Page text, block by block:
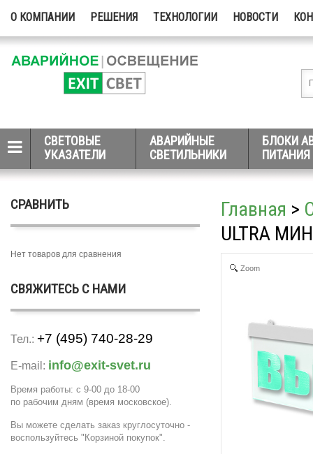
О КОМПАНИИ РЕШЕНИЯ ТЕХНОЛОГИИ НОВОСТИ
СВЕТОВЫЕ
УКАЗАТЕЛИ
АВАРИЙНЫЕ
СВЕТИЛЬНИКИ
БЛОКИ
ПИТАНИЯ
СРАВНИТЬ
Нет товаров для сравнения
СВЯЖИТЕСЬ С НАМИ
Тел.: +7 (495) 740-28-29
E-mail: info@exit-svet.ru
Время работы: с 9-00 до 18-00
по рабочим дням (время московское).
Вы можете сделать заказ круглосуточно -
воспользуйтесь "Корзиной покупок".
Главная >
ULTRA
Zoom